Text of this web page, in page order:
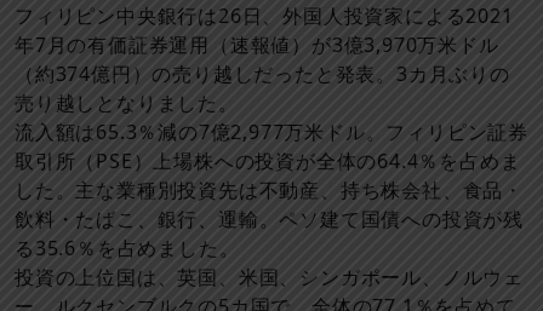
フィリピン中央銀行は26日、外国人投資家による2021
年7月の有価証券運用（速報値）が3億3,970万米ドル
（約374億円）の売り越しだったと発表。3カ月ぶりの
売り越しとなりました。
流入額は65.3％減の7億2,977万米ドル。フィリピン証券
取引所（PSE）上場株への投資が全体の64.4％を占めま
した。主な業種別投資先は不動産、持ち株会社、食品・
飲料・たばこ、銀行、運輸。ペソ建て国債への投資が残
る35.6％を占めました。
投資の上位国は、英国、米国、シンガポール、ノルウェ